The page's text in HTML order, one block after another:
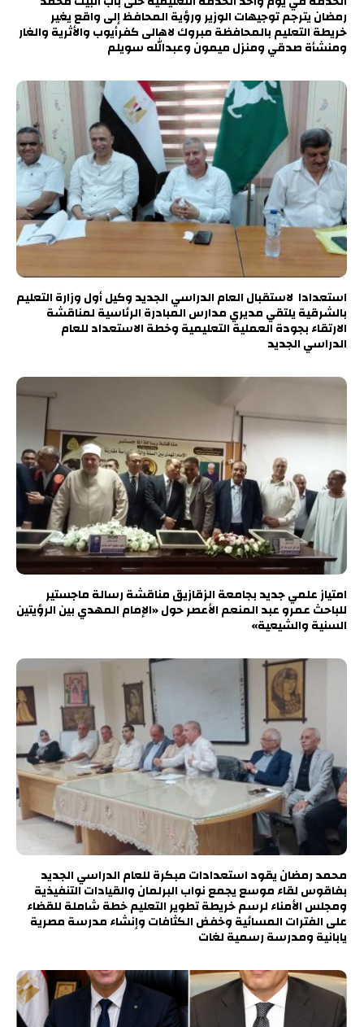
رمضان يترجم توجيهات الوزير ورؤية المحافظ إلى واقع يغير
خريطة التعليم بالمحافظة مبروك لاهالى كفرأيوب والأثرية والغار
ومنشأة صدقي ومنزل ميمون وعبدالله سويلم
استعدادا لاستقبال العام الدراسي الجديد وكيل أول وزارة التعليم
بالشرقية يلتقي مديري مدارس المبادرة الرئاسية لمناقشة
الارتقاء بجودة العملية التعليمية وخطة الاستعداد للعام
الدراسي الجديد
امتياز علمي جديد بجامعة الزقازيق مناقشة رسالة ماجستير
للباحث عمرو عبد المنعم الأعصر حول «الإمام المهدي بين الرؤيتين
السنية والشيعية»
محمد رمضان يقود استعدادات مبكرة للعام الدراسي الجديد
بفاقوس لقاء موسع يجمع نواب البرلمان والقيادات التنفيذية
ومجلس الأمناء لرسم خريطة تطوير التعليم خطة شاملة للقضاء
على الفترات المسائية وخفض الكثافات وإنشاء مدرسة مصرية
يابانية ومدرسة رسمية لغات